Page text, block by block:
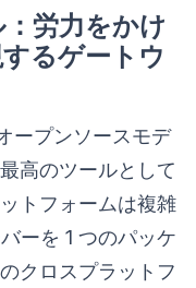
労力をかけ
るゲートウ
ープンソースモデ
高のツールとして
トフォームは複雑
ーを 1 つのパッケ
クロスプラットフ